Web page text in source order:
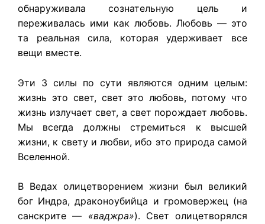
обнаруживала сознательную цель и
переживалась ими как любовь. Любовь — это
та реальная сила, которая удерживает все
вещи вместе.
Эти 3 силы по сути являются одним целым:
жизнь это свет, свет это любовь, потому что
жизнь излучает свет, а свет порождает любовь.
Мы всегда должны стремиться к высшей
жизни, к свету и любви, ибо это природа самой
Вселенной.
В Ведах олицетворением жизни был великий
бог Индра, драконоубийца и громовержец (на
санскрите — «ваджра»). Свет олицетворялся